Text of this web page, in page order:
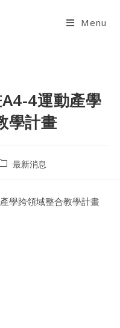
Menu
4運動產學
學計畫
最新消息
學跨領域整合教學計畫